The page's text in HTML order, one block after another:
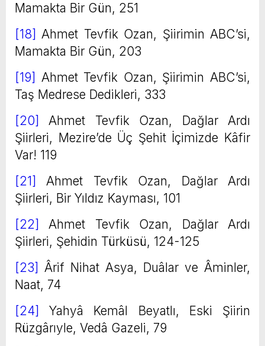
Mamakta Bir Gün, 251
[18] Ahmet Tevfik Ozan, Şiirimin ABC’si,
Mamakta Bir Gün, 203
[19] Ahmet Tevfik Ozan, Şiirimin ABC’si,
Taş Medrese Dedikleri, 333
[20]
Ahmet Tevfik Ozan, Dağlar Ardı
Şiirleri, Mezire’de Üç Şehit İçimizde Kâfir
Var! 119
[21]
Ahmet Tevfik Ozan, Dağlar Ardı
Şiirleri, Bir Yıldız Kayması, 101
[22]
Ahmet Tevfik Ozan, Dağlar Ardı
Şiirleri, Şehidin Türküsü, 124-125
[23] Ârif Nihat Asya, Duâlar ve Âminler,
Naat, 74
[24]
Yahyâ Kemâl Beyatlı, Eski Şiirin
Rüzgârıyle, Vedâ Gazeli, 79